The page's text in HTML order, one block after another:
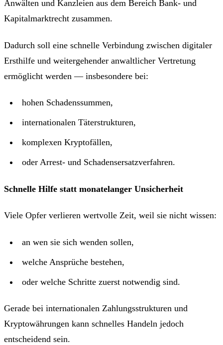
Anwälten und Kanzleien aus dem Bereich Bank- und
Kapitalmarktrecht zusammen.
Dadurch soll eine schnelle Verbindung zwischen digitaler
Ersthilfe und weitergehender anwaltlicher Vertretung
ermöglicht werden — insbesondere bei:
hohen Schadenssummen,
internationalen Täterstrukturen,
komplexen Kryptofällen,
oder Arrest- und Schadensersatzverfahren.
Schnelle Hilfe statt monatelanger Unsicherheit
Viele Opfer verlieren wertvolle Zeit, weil sie nicht wissen:
an wen sie sich wenden sollen,
welche Ansprüche bestehen,
oder welche Schritte zuerst notwendig sind.
Gerade bei internationalen Zahlungsstrukturen und
Kryptowährungen kann schnelles Handeln jedoch
entscheidend sein.